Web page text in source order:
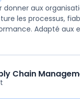
donner aux
les processus,
Adapté aux
Chain